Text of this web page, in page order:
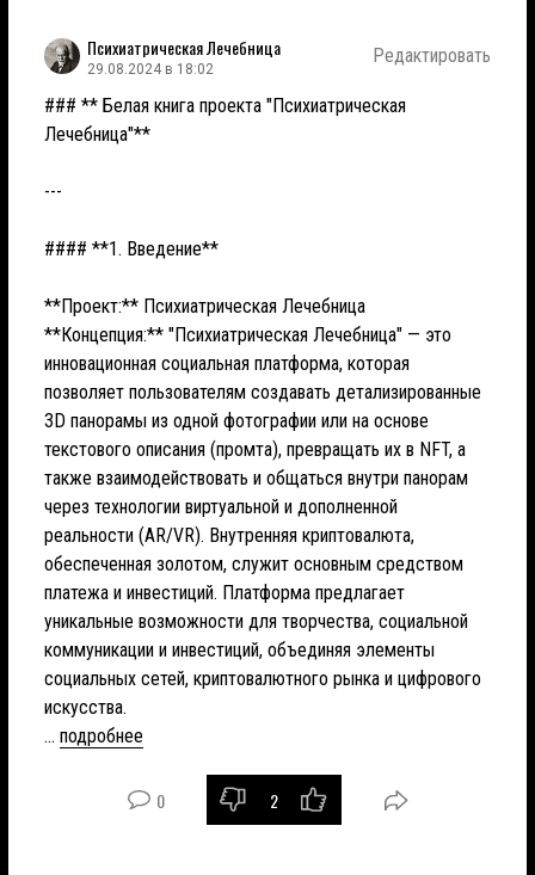
Психиатрическая Лечебница
29.08.2024 в 18:02
Редактировать
### ** Белая книга проекта "Психиатрическая
Лечебница"**
---
#### **1. Введение**
**Проект:** Психиатрическая Лечебница
**Концепция:** "Психиатрическая Лечебница" — это
инновационная социальная платформа, которая
позволяет пользователям создавать детализированные
3D панорамы из одной фотографии или на основе
текстового описания (промта), превращать их в NFT, а
также взаимодействовать и общаться внутри панорам
через технологии виртуальной и дополненной
реальности (AR/VR). Внутренняя криптовалюта,
обеспеченная золотом, служит основным средством
платежа и инвестиций. Платформа предлагает
уникальные возможности для творчества, социальной
коммуникации и инвестиций, объединяя элементы
социальных сетей, криптовалютного рынка и цифрового
искусства.
... подробнее
0 2